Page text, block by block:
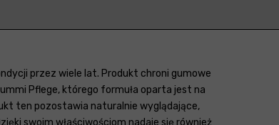
przez wiele lat. Produkt chroni gumowe
Pflege, którego formuła oparta jest na
ten pozostawia naturalnie wyglądające,